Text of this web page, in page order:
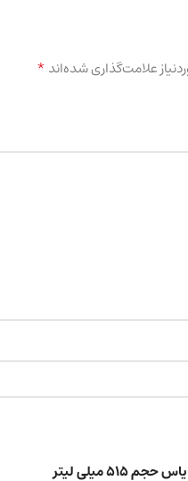
میلی لیتر
علامت‌گذاری شده‌اند*